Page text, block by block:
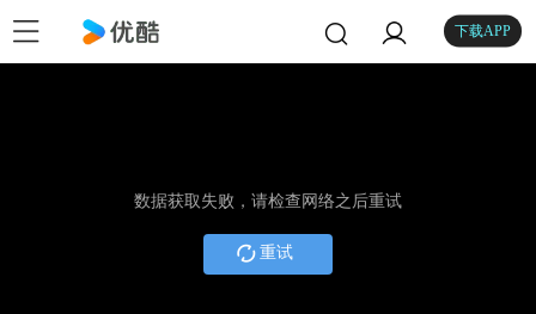
下载APP
数据获取失败，请检查网络之后重试
重试